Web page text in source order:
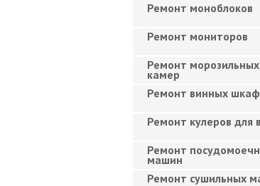
Ремонт моноблоков
Ремонт мониторов
Ремонт морозильных
камер
Ремонт винных
Ремонт кулеров для
Ремонт
машин
Ремонт сушильных